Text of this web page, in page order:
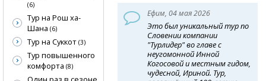
Ефим, 04 мая 2026
Это был уникальный тур по
Словении компании
"Турлидер" во главе с
неугомонной Инной
Когосовой и местным гидом,
чудесной, Ириной. Тур,
(6)
Тур на Рош ха-
Шана (6)
Тур на Суккот (3)
Тур повышенного
комфорта (8)